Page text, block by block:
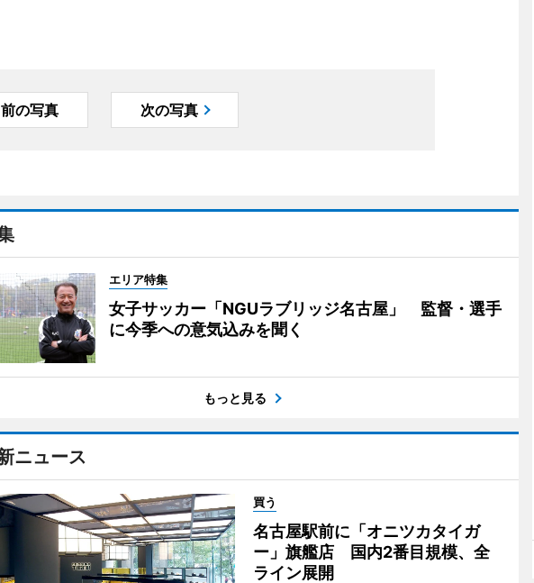
前の写真 次の写真
エリア特集
女子サッカー「NGUラブリッジ名古屋」 監督・選手
に今季への意気込みを聞く
もっと見る
ニュース
買う
名古屋駅前に「オニツカタイガ
ー」旗艦店 国内2番目規模、全
ライン展開